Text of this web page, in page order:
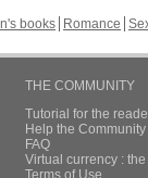
books Romance
THE COMMUNITY
Tutorial for the
Help the
FAQ
Virtual currency :
Terms of Use